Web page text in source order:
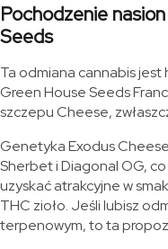
Pochodzenie
Seeds
Ta odmiana cannabis
Green House Seeds
szczepu Cheese,
Genetyka Exodus
Sherbet i Diagonal OG,
uzyskać atrakcyjne w
THC zioło. Jeśli lubisz
terpenowym, to ta